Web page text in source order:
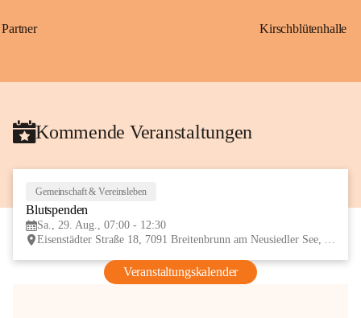
Partner Kirschblütenhalle
Kommende Veranstaltungen
Gemeinschaft & Vereinsleben
Blutspenden
Sa., 29. Aug., 07:00 - 12:30
Eisenstädter Straße 18, 7091 Breitenbrunn am Neusiedler See, AUT
Veranstaltungskalender